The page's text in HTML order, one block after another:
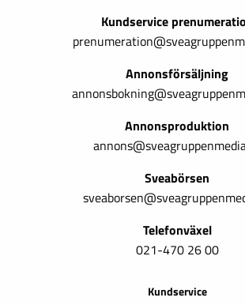
Kundservice
Annonsförsäljning
Annonsproduktion
Sveabörsen
Telefonväxel
021-470 26 00
Kundservice